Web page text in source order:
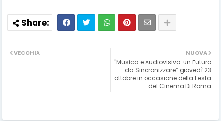
NUOVA
"Musica e Audiovisivo: un Futuro
da Sincronizzare” giovedì 23
ottobre in occasione della Festa
del Cinema Di Roma
VECCHIA